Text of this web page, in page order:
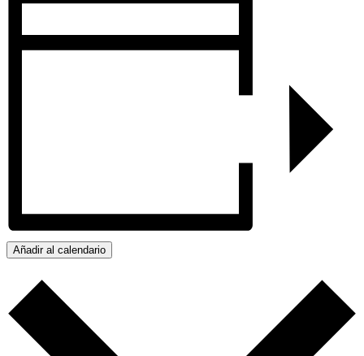
Añadir al calendario